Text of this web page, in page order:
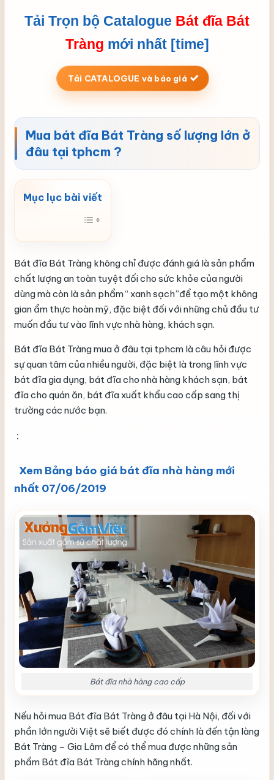
Tải Trọn bộ Catalogue Bát đĩa Bát
Tràng mới nhất [time]
Tải CATALOGUE và báo giá
Mua bát đĩa Bát Tràng số lượng lớn ở
đâu tại tphcm ?
Bát đĩa Bát Tràng không chỉ được đánh giá là sản phẩm
chất lượng an toàn tuyệt đối cho sức khỏe của người
dùng mà còn là sản phẩm “ xanh sạch”để tạo một không
gian ẩm thực hoàn mỹ, đặc biệt đối với những chủ đầu tư
muốn đầu tư vào lĩnh vực nhà hàng, khách sạn.
Bát đĩa Bát Tràng mua ở đâu tại tphcm là câu hỏi được
sự quan tâm của nhiều người, đặc biệt là trong lĩnh vực
bát đĩa gia dụng, bát đĩa cho nhà hàng khách sạn, bát
đĩa cho quán ăn, bát đĩa xuất khẩu cao cấp sang thị
trường các nước bạn.
:
Xem Bảng báo giá bát đĩa nhà hàng mới
nhất 07/06/2019
Bát đĩa nhà hàng cao cấp
Nếu hỏi mua Bát đĩa Bát Tràng ở đâu tại Hà Nội, đối với
phần lớn người Việt sẽ biết được đó chính là đến tận làng
Bát Tràng – Gia Lâm để có thể mua được những sản
phẩm Bát đĩa Bát Tràng chính hãng nhất.